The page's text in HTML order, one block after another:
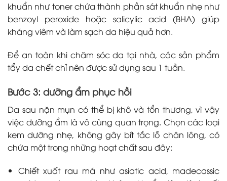
khuẩn như toner chứa thành phần sát khuẩn nhẹ như
benzoyl peroxide hoặc salicylic acid (BHA) giúp
kháng viêm và làm sạch da hiệu quả hơn.
Để an toàn khi chăm sóc da tại nhà, các sản phẩm
tẩy da chết chỉ nên được sử dụng sau 1 tuần.
Bước 3: dưỡng ẩm phục hồi
Da sau nặn mụn có thể bị khô và tổn thương, vì vậy
việc dưỡng ẩm là vô cùng quan trọng. Chọn các loại
kem dưỡng nhẹ, không gây bít tắc lỗ chân lông, có
chứa một trong những hoạt chất sau đây:
Chiết xuất rau má như asiatic acid, madecassic